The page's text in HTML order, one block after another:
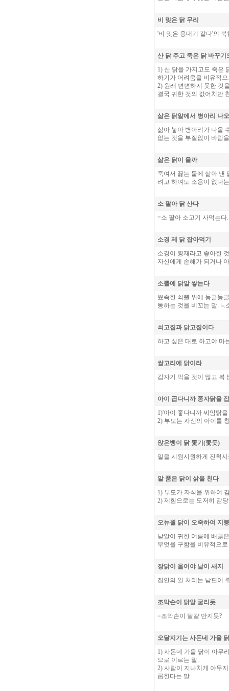
비 맞은 닭 무리
'비 맞은 용대기 같다'의 북
산 닭 주고 죽은 닭 바꾸기
1) 산 닭을 가지고도 죽은
하기가 어려움을 비유적
2) 원래 변변하지 못한 것
결국 귀한 것의 값어치만
삶은 닭알에서 병아리 나
삶아 놓아 병아리가 나올
없는 것을 부질없이 바람
삶은 닭이 울까
죽여서 끓는 물에 삶아 낸
려고 하여도 소용이 없다
소 팔아 닭 산다
=소 팔아 소고기 사먹는다.
소경 제 닭 잡아먹기
소경이 횡재라고 좋아한
자신에게 손해가 되거나
소뿔에 닭알 쌓는다
뾰족한 쇠뿔 위에 둥글둥
동하는 것을 비꼬는 말. ≒
쇠고집과 닭고집이다
하고 싶은 대로 하고야 마
쌀고리에 닭이라
갑자기 먹을 것이 많고 복
아이 곱다니까 종자닭을
1)'아이 좋다니까 씨암탉
2) 부모는 자신의 아이를
앉은뱅이 닭 쫓기(쫓듯)
일을 시원시원하게 진척
알 품은 닭이 삵을 친다
1) 부모가 자식을 위하여
2) 제힘으로는 도저히 감
오뉴월 닭이 오죽하여 지
낟알이 귀한 여름에 배곯
무엇을 구함을 비유적으
장닭이 울어야 날이 새지
집안의 일 처리는 남편이
조막손이 닭알 굴리듯
=조막손이 달걀 만지듯?
오달지기는 사돈네 가을
1) 사돈네 가을 닭이 아무
으로 이르는 말.
2) 사람이 지나치게 야무
롭힌다는 말.